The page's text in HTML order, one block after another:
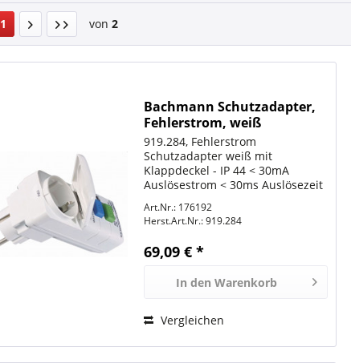
1 von 2
Bachmann Schutzadapter,
Fehlerstrom, weiß
919.284, Fehlerstrom
Schutzadapter weiß mit
Klappdeckel - IP 44 < 30mA
Auslösestrom < 30ms Auslösezeit
Art.Nr.: 176192
Herst.Art.Nr.:919.284
69,09 € *
In den Warenkorb
Vergleichen